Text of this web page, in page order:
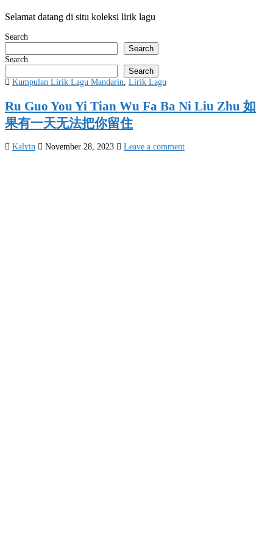
Selamat datang di situ koleksi lirik lagu
Search
Search
Search
Search
Posted
Kumpulan Lirik Lagu Mandarin Lirik Lagu
Ru Guo You Yi Tian Wu Fa Ba Ni Liu Zhu 如
果有一天无法把你留住
Kalvin November 28, 2023 Leave a comment